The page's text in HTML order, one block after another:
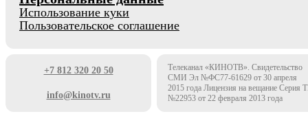
Использование куки
Пользовательское соглашение
+7 812 320 20 50
info@kinotv.ru
Телеканал «КИНОТВ». Свидетельство
СМИ Эл №ФС77-61629 от 30 апреля
2015 года Лицензия на вещание Серия
№22953 от 22 февраля 2013 года